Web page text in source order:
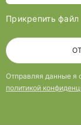
Прикрепить файл
Отправляя данные я
политикой